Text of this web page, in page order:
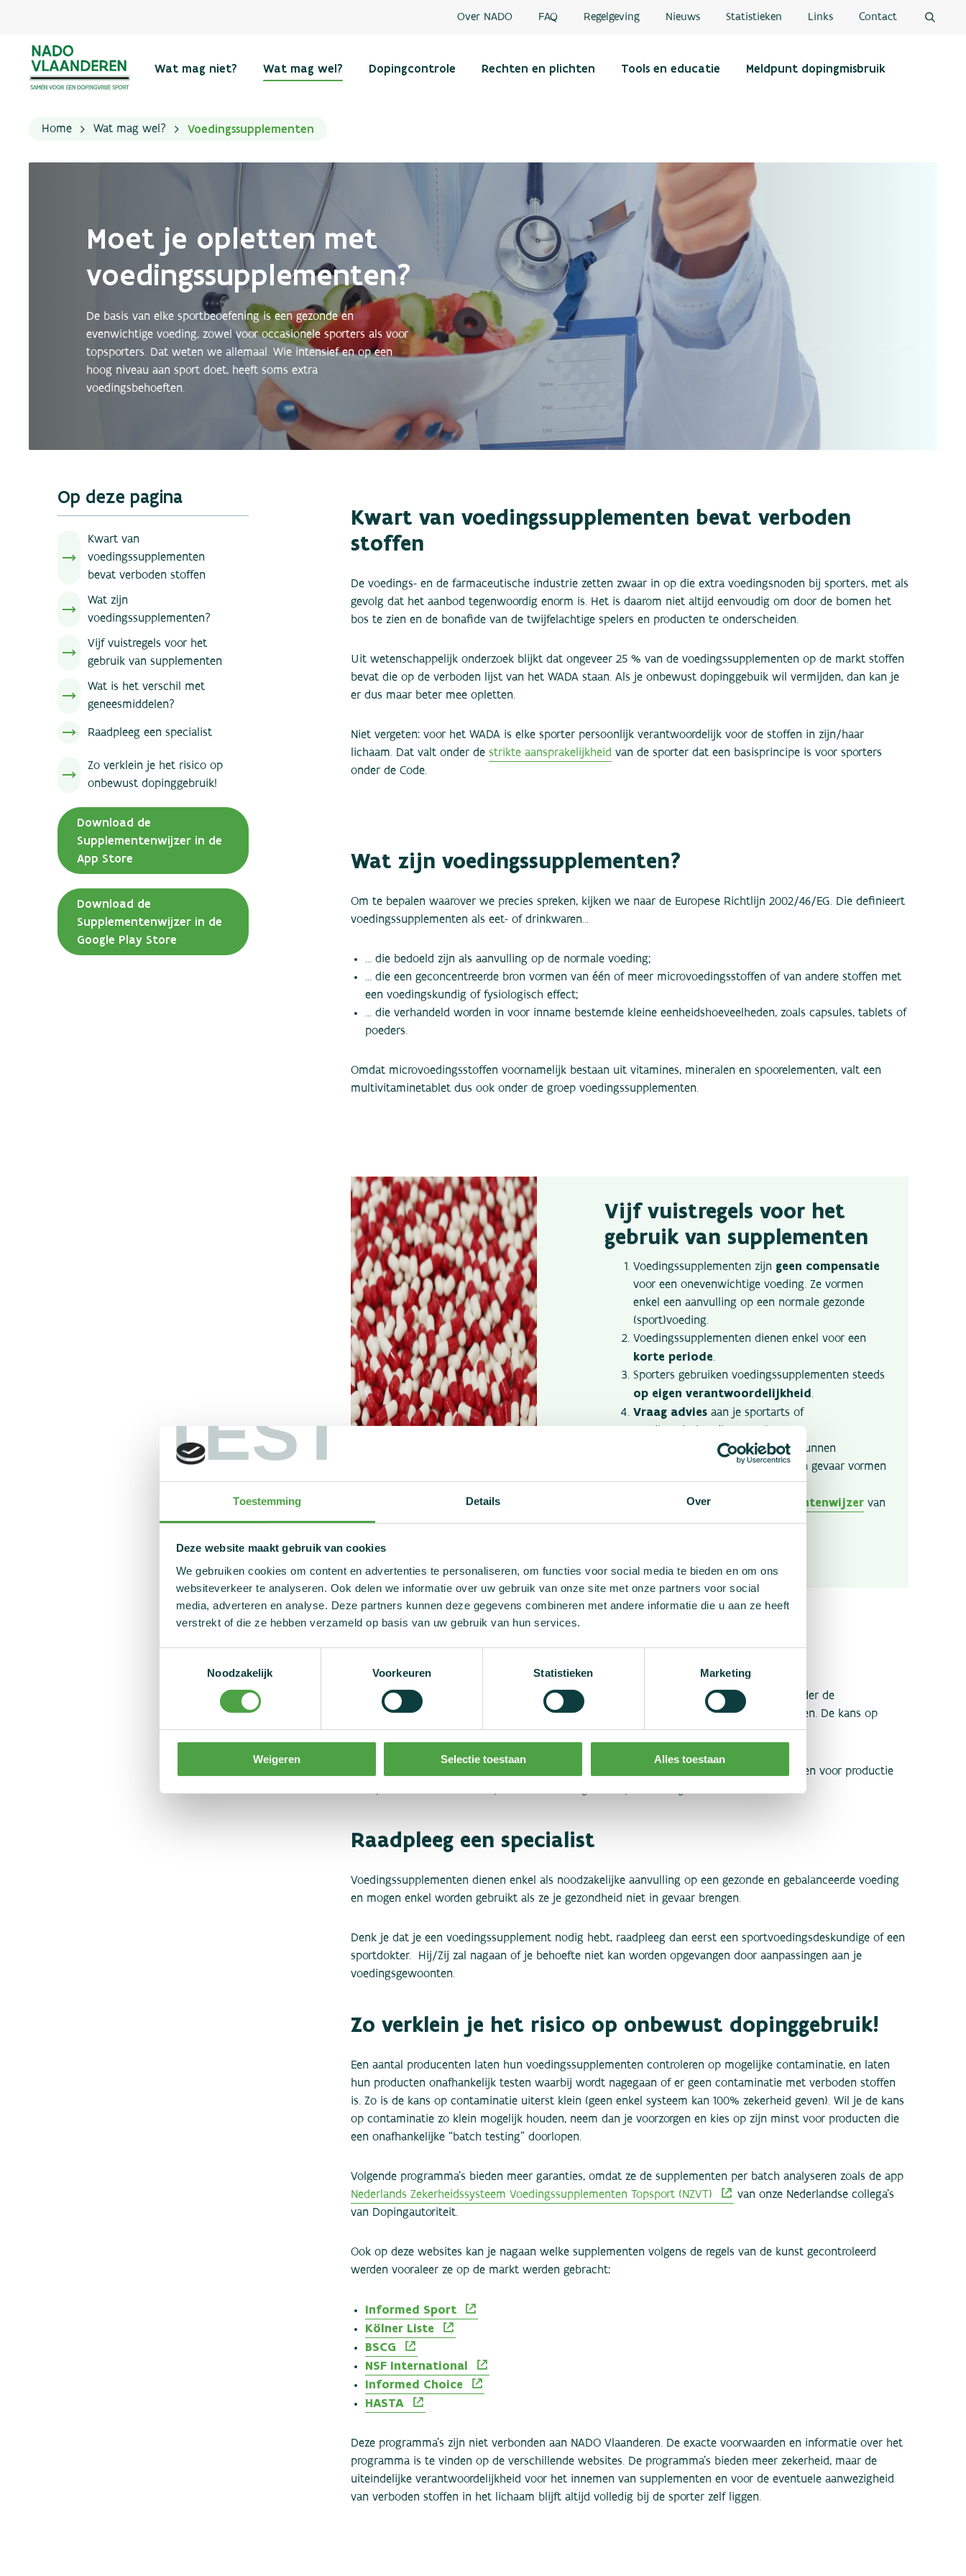
TEST
Toestemming Details Over
Deze website maakt gebruik van cookies
We gebruiken cookies om content en advertenties te personaliseren, om functies voor social media te bieden en om ons
websiteverkeer te analyseren. Ook delen we informatie over uw gebruik van onze site met onze partners voor social
media, adverteren en analyse. Deze partners kunnen deze gegevens combineren met andere informatie die u aan ze heeft
verstrekt of die ze hebben verzameld op basis van uw gebruik van hun services.
Noodzakelijk
Voorkeuren Statistieken Marketing
Weigeren Selectie toestaan Alles toestaan
Over NADO FAQ Regelgeving Nieuws Statistieken Links Contact
Wat mag niet? Wat mag wel? Dopingcontrole Rechten en plichten Tools en educatie Meldpunt dopingmisbruik
Home Wat mag wel? Voedingssupplementen
Moet je opletten met
voedingssupplementen?
De basis van elke sportbeoefening is een gezonde en
evenwichtige voeding, zowel voor occasionele sporters als voor
topsporters. Dat weten we allemaal. Wie intensief en op een
hoog niveau aan sport doet, heeft soms extra
voedingsbehoeften.
Op deze pagina
Kwart van
voedingssupplementen
bevat verboden stoffen
Wat zijn
voedingssupplementen?
Vijf vuistregels voor het
gebruik van supplementen
Wat is het verschil met
geneesmiddelen?
Raadpleeg een specialist
Zo verklein je het risico op
onbewust dopinggebruik!
Download de
Supplementenwijzer in de
App Store
Download de
Supplementenwijzer in de
Google Play Store
Kwart van voedingssupplementen bevat verboden
stoffen
De voedings- en de farmaceutische industrie zetten zwaar in op die extra voedingsnoden bij sporters, met als
gevolg dat het aanbod tegenwoordig enorm is. Het is daarom niet altijd eenvoudig om door de bomen het
bos te zien en de bonafide van de twijfelachtige spelers en producten te onderscheiden.
Uit wetenschappelijk onderzoek blijkt dat ongeveer 25 % van de voedingssupplementen op de markt stoffen
bevat die op de verboden lijst van het WADA staan. Als je onbewust dopinggebuik wil vermijden, dan kan je
er dus maar beter mee opletten.
Niet vergeten: voor het WADA is elke sporter persoonlijk verantwoordelijk voor de stoffen in zijn/haar
lichaam. Dat valt onder de strikte aansprakelijkheid van de sporter dat een basisprincipe is voor sporters
onder de Code.
Wat zijn voedingssupplementen?
Om te bepalen waarover we precies spreken, kijken we naar de Europese Richtlijn 2002/46/EG. Die definieert
voedingssupplementen als eet- of drinkwaren...
... die bedoeld zijn als aanvulling op de normale voeding;
... die een geconcentreerde bron vormen van één of meer microvoedingsstoffen of van andere stoffen met
een voedingskundig of fysiologisch effect;
... die verhandeld worden in voor inname bestemde kleine eenheidshoeveelheden, zoals capsules, tablets of
poeders.
Omdat microvoedingsstoffen voornamelijk bestaan uit vitamines, mineralen en spoorelementen, valt een
multivitaminetablet dus ook onder de groep voedingssupplementen.
Vijf vuistregels voor het
gebruik van supplementen
Voedingssupplementen zijn geen compensatie
voor een onevenwichtige voeding. Ze vormen
enkel een aanvulling op een normale gezonde
(sport)voeding.
Voedingssupplementen dienen enkel voor een
korte periode.
Sporters gebruiken voedingssupplementen steeds
op eigen verantwoordelijkheid.
Vraag advies aan je sportarts of
voedingssupplementen start. Ze kunnen
verboden stoffen bevatten die een gevaar vormen
voor je gezondheid.
Raadpleeg de handige
supplementenwijzer van
onze Nederlandse collega’s.
Wat is het verschil met geneesmiddelen?
Het verschil tussen voedingssupplementen en geneesmiddelen is dat geneesmiddelen onder de
geneesmiddelenwet vallen, waardoor de productie aan hoge zuiverheidseisen moet voldoen. De kans op
vervuiling van een geneesmiddel met doping is daardoor zo goed als nihil.
Voedingssuplementen vallen onder de Warenwetgeving. Daarin gelden minder strenge eisen voor productie
Raadpleeg een specialist
Voedingssupplementen dienen enkel als noodzakelijke aanvulling op een gezonde en gebalanceerde voeding
en mogen enkel worden gebruikt als ze je gezondheid niet in gevaar brengen.
Denk je dat je een voedingssupplement nodig hebt, raadpleeg dan eerst een sportvoedingsdeskundige of een
sportdokter. Hij/Zij zal nagaan of je behoefte niet kan worden opgevangen door aanpassingen aan je
voedingsgewoonten.
Zo verklein je het risico op onbewust dopinggebruik!
Een aantal producenten laten hun voedingssupplementen controleren op mogelijke contaminatie, en laten
hun producten onafhankelijk testen waarbij wordt nagegaan of er geen contaminatie met verboden stoffen
is. Zo is de kans op contaminatie uiterst klein (geen enkel systeem kan 100% zekerheid geven). Wil je de kans
op contaminatie zo klein mogelijk houden, neem dan je voorzorgen en kies op zijn minst voor producten die
een onafhankelijke “batch testing” doorlopen.
Volgende programma’s bieden meer garanties, omdat ze de supplementen per batch analyseren zoals de app
Nederlands Zekerheidssysteem Voedingssupplementen Topsport (NZVT)
van onze Nederlandse collega's
van Dopingautoriteit.
Ook op deze websites kan je nagaan welke supplementen volgens de regels van de kunst gecontroleerd
werden vooraleer ze op de markt werden gebracht:
Informed Sport
Kölner Liste
BSCG
NSF International
Informed Choice
HASTA
Deze programma’s zijn niet verbonden aan NADO Vlaanderen. De exacte voorwaarden en informatie over het
programma is te vinden op de verschillende websites. De programma’s bieden meer zekerheid, maar de
uiteindelijke verantwoordelijkheid voor het innemen van supplementen en voor de eventuele aanwezigheid
van verboden stoffen in het lichaam blijft altijd volledig bij de sporter zelf liggen.